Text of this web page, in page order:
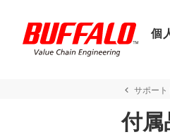
個
サポー
付